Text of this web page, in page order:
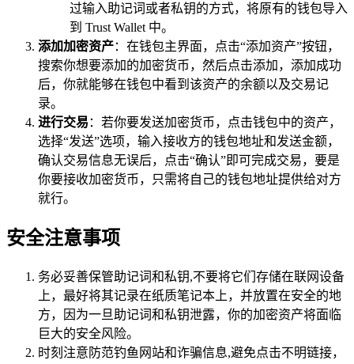
过输入助记词或者私钥的方式，将原有的钱包导入
到 Trust Wallet 中。
添加加密资产：在钱包主界面，点击“添加资产”按钮，
搜索你想要添加的加密货币，然后点击添加，添加成功
后，你就能够在钱包中看到该资产的余额以及交易记
录。
进行交易 ：若你要发送加密货币，点击钱包中的资产，
选择“发送”选项，输入接收方的钱包地址和发送金额，
确认交易信息无误后，点击“确认”即可完成交易，要是
你要接收加密货币，只需将自己的钱包地址提供给对方
就行。
安全注意事项
务必妥善保管助记词和私钥,不要将它们存储在联网设备
上，最好将其记录在纸质笔记本上，并放置在安全的地
方，因为一旦助记词和私钥泄露，你的加密资产将面临
巨大的安全风险。
时刻注意防范钓鱼网站和诈骗信息,避免点击不明链接，